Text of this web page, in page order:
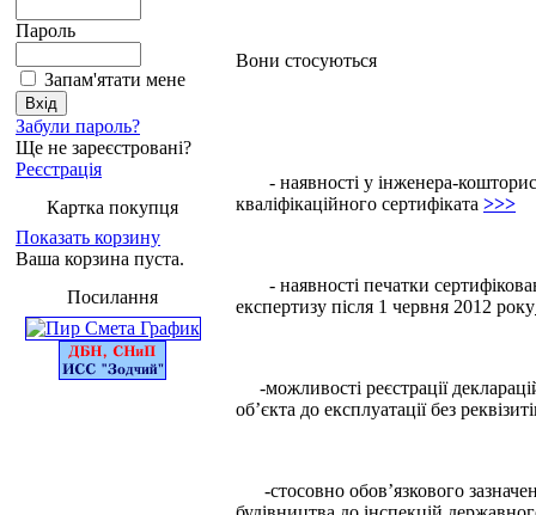
Пароль
Запам'ятати мене
Забули пароль?
Ще не зареєстровані?
Реєстрація
Картка покупця
Показать корзину
Ваша корзина пуста.
Посилання
Вони стосуються
- наявності у інженера-
кваліфікаційного сертифіката >>>
- наявності печатки
експертизу після 1 червня 2012 року
-можливості реєстрації
об’єкта до експлуатації без
-стосовно обов’язкового